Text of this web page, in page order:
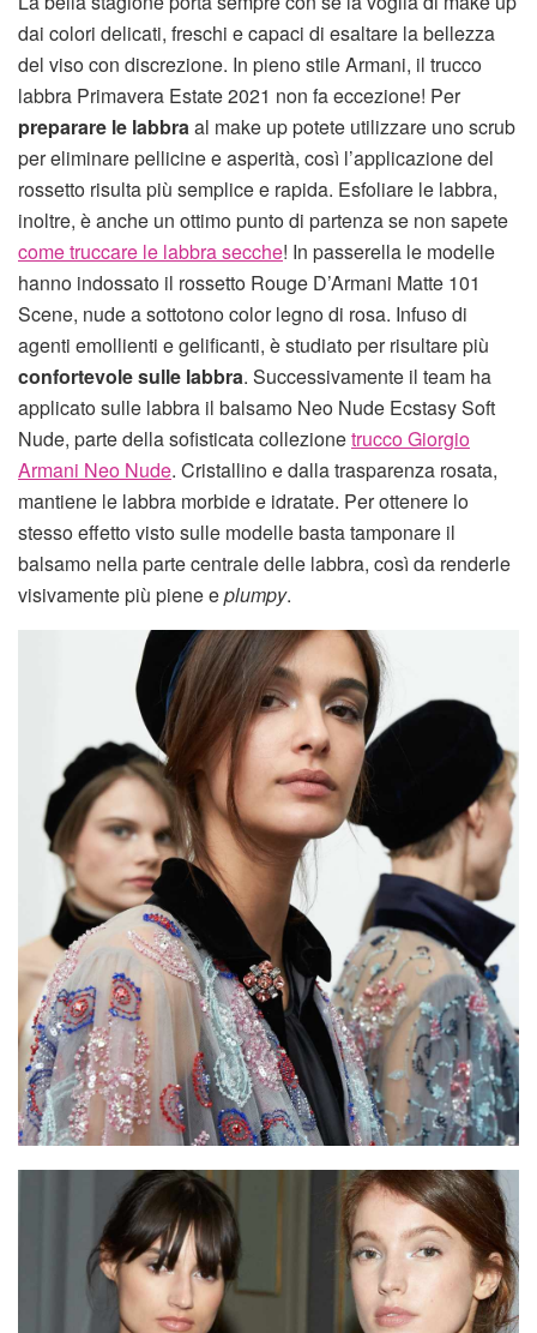
dai colori delicati, freschi e capaci di esaltare la bellezza
del viso con discrezione. In pieno stile Armani, il trucco
labbra Primavera Estate 2021 non fa eccezione! Per
preparare le labbraal make up potete utilizzare uno scrub
per eliminare pellicine e asperità, così l’applicazione del
rossetto risulta più semplice e rapida. Esfoliare le labbra,
inoltre, è anche un ottimo punto di partenza se non sapete
come truccare le labbra secche! In passerella le modelle
hanno indossato il rossetto Rouge D’Armani Matte 101
Scene, nude a sottotono color legno di rosa. Infuso di
agenti emollienti e gelificanti, è studiato per risultare più
confortevole sulle labbra. Successivamente il team ha
applicato sulle labbra il balsamo Neo Nude Ecstasy Soft
Nude, parte della sofisticata collezionetrucco Giorgio
Armani Neo Nude. Cristallino e dalla trasparenza rosata,
mantiene le labbra morbide e idratate. Per ottenere lo
stesso effetto visto sulle modelle basta tamponare il
balsamo nella parte centrale delle labbra, così da renderle
visivamente più piene eplumpy.